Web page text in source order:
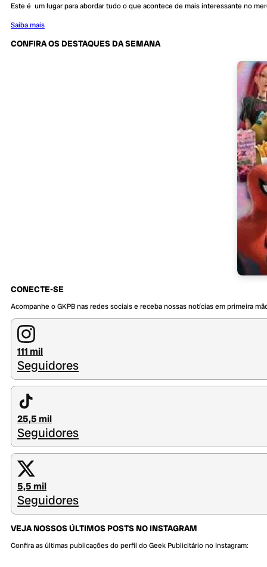
Este é um lugar para abordar tudo o que acontece de mais interessante no
Saiba mais
CONFIRA OS DESTAQUES DA SEMANA
CONECTE-SE
Acompanhe o GKPB nas redes sociais e receba nossas notícias em primeira
111 mil
Seguidores
25,5 mil
Seguidores
5,5 mil
Seguidores
VEJA NOSSOS ÚLTIMOS POSTS NO INSTAGRAM
Confira as últimas publicações do perfil do Geek Publicitário no Instagram: